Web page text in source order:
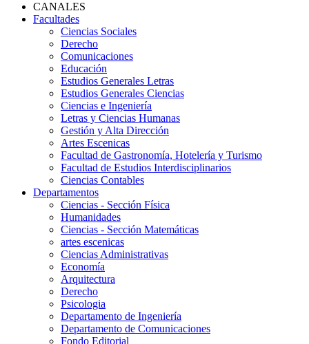
CANALES
Facultades
Ciencias Sociales
Derecho
Comunicaciones
Educación
Estudios Generales Letras
Estudios Generales Ciencias
Ciencias e Ingeniería
Letras y Ciencias Humanas
Gestión y Alta Dirección
Artes Escenicas
Facultad de Gastronomía, Hotelería y Turismo
Facultad de Estudios Interdisciplinarios
Ciencias Contables
Departamentos
Ciencias - Sección Física
Humanidades
Ciencias - Sección Matemáticas
artes escenicas
Ciencias Administrativas
Economía
Arquitectura
Derecho
Psicologia
Departamento de Ingeniería
Departamento de Comunicaciones
Fondo Editorial